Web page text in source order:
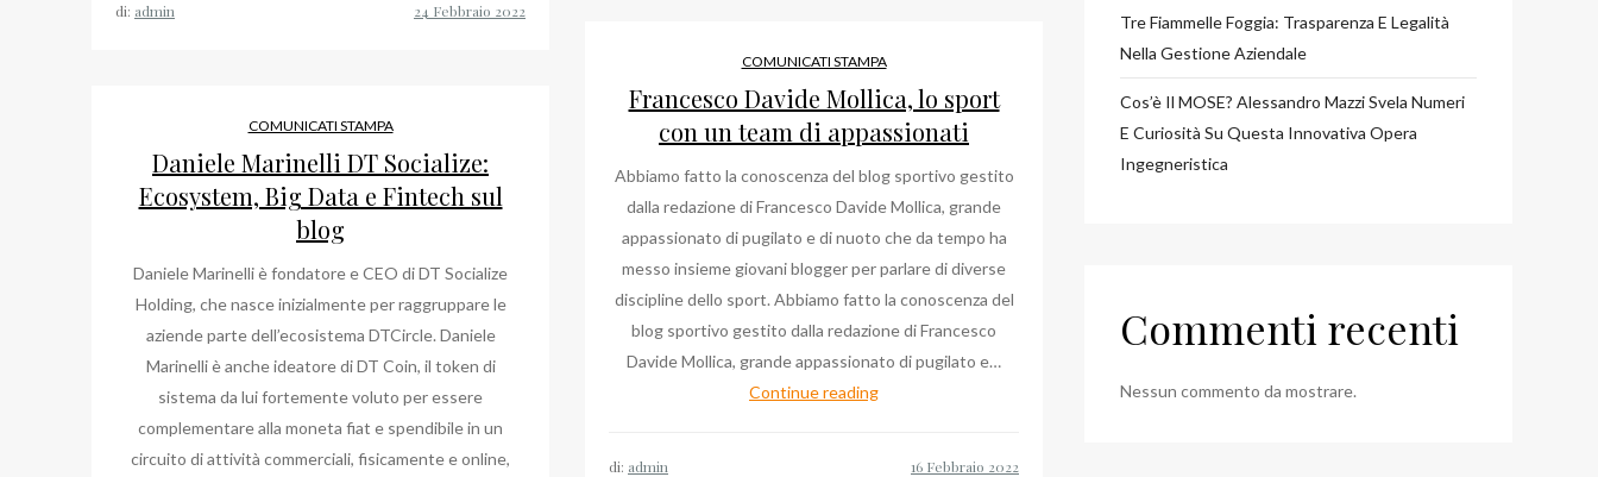
di: admin
COMUNICATI STAMPA
Francesco Davide Mollica, lo sport
con un team di appassionati
Abbiamo fatto la conoscenza del blog sportivo gestito
dalla redazione di Francesco Davide Mollica, grande
appassionato di pugilato e di nuoto che da tempo ha
messo insieme giovani blogger per parlare di diverse
discipline dello sport. Abbiamo fatto la conoscenza del
blog sportivo gestito dalla redazione di Francesco
Davide Mollica, grande appassionato di pugilato e…
Continue readingFrancesco
di: admin
COMUNICATI STAMPA
Daniele Marinelli DT Socialize:
Ecosystem, Big Data e Fintech sul
blog
Daniele Marinelli è fondatore e CEO di DT Socialize
Holding, che nasce inizialmente per raggruppare le
aziende parte dell’ecosistema DTCircle. Daniele
Marinelli è anche ideatore di DT Coin, il token di
sistema da lui fortemente voluto per essere
complementare alla moneta fiat e spendibile in un
circuito di attività commerciali, fisicamente e online,
Tre Fiammelle Foggia: Trasparenza E Legalità
Nella Gestione Aziendale
Cos’è Il MOSE? Alessandro Mazzi Svela Numeri
E Curiosità Su Questa Innovativa Opera
Ingegneristica
Commenti recenti
Nessun commento da mostrare.